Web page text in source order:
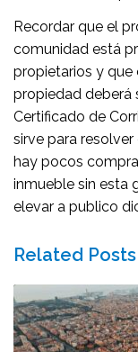
Recordar que el
comunidad está
propietarios y que
propiedad deberá
Certificado de
sirve para
hay pocos
inmueble sin esta
elevar a publico
Related Posts